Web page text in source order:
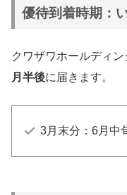
優待到着時期：
クワザワホールディ
月半後に届きます。
3月末分：6月中